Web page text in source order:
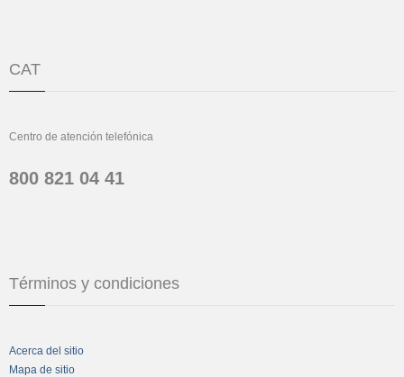
CAT
Centro de atención telefónica
800 821 04 41
Términos y condiciones
Acerca del sitio
Mapa de sitio